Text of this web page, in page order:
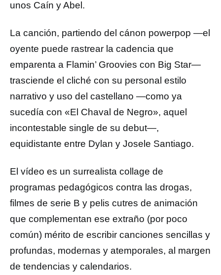
unos Caín y Abel.
La canción, partiendo del cánon powerpop —el
oyente puede rastrear la cadencia que
emparenta a Flamin’ Groovies con Big Star—
trasciende el cliché con su personal estilo
narrativo y uso del castellano —como ya
sucedía con «El Chaval de Negro», aquel
incontestable single de su debut—,
equidistante entre Dylan y Josele Santiago.
El vídeo es un surrealista collage de
programas pedagógicos contra las drogas,
filmes de serie B y pelis cutres de animación
que complementan ese extraño (por poco
común) mérito de escribir canciones sencillas y
profundas, modernas y atemporales, al margen
de tendencias y calendarios.